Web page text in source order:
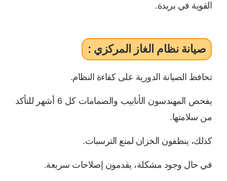
القوية في بريدة.
صيانة نظام الغاز المركزي :
تحافظ الصيانة الدورية على كفاءة النظام.
يفحص المهندسون الأنابيب والصمامات كل 6 أشهر للتأكد
من سلامتها.
كذلك، ينظفون الخزان لمنع الترسبات.
في حال وجود مشكلة، يقدمون إصلاحات سريعة.